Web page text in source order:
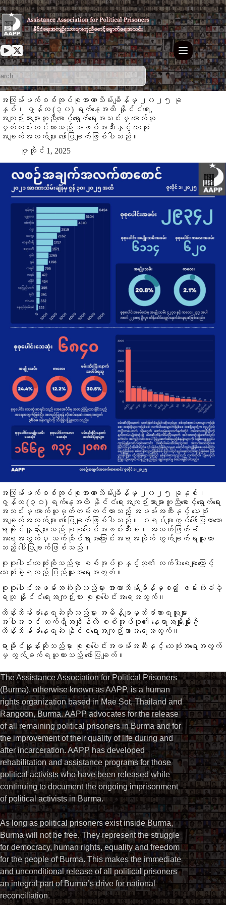
Skip
to
content
အကြမ်းဖက်စစ်အုပ်စုအာဏာသိမ်းချိန်မှ ၂၀၂၅ ခု
နှစ်၊ ဇွန်လ (၃၀) ရက်နေ့အထိ နိုင်ငံရေး,
အကျဉ်းသားများကူညီစောင့်ရှောက်ရေးအသင်းမှ ကောက်ယူ
မှတ်တမ်းတင်ထားသည့် အဖမ်းအဆီးနှင့် သေဆုံး
အချက်အလက်များ ဖော်ပြချက်ဖြစ်ပါသည်။
ဇူလိုင် 1, 2025
အကြမ်းဖက်စစ်အုပ်စုအာဏာသိမ်းချိန်မှ ၂၀၂၅ ခုနှစ်၊
ဇွန်လ (၃၀) ရက်နေ့အထိ နိုင်ငံရေးအကျဉ်းသားများကူညီစောင့်ရှောက်ရေး
အသင်းမှ ကောက်ယူမှတ်တမ်းတင်ထားသည့် အဖမ်းအဆီးနှင့် သေဆုံး
အချက်အလက်များ ဖော်ပြချက်ဖြစ်ပါသည်။ ဂရပ်များတွင်ဖေါ်ပြထားသော
ရာခိုင်နှုန်းများသည် စုစုပေါင်းအဖမ်းဆီးခံ၊ အသတ်ဖြတ်ခံ
အရေအတွက်မှ သက်ဆိုင်ရာအကြောင်းအရာအလိုက် တွက်ချက်ရယူထား
သည့် ဖေါ်ပြချက်ဖြစ်သည်။
စုစုပေါင်းသေဆုံးဆိုသည်မှာ စစ်အုပ်စုနှင့်သူ၏ လက်ပါးစေများကြောင့်
သေဆုံးခဲ့ရသည့် ပြည်သူအရေအတွက်။
စုစုပေါင်းအဖမ်းအဆီးဆိုသည်မှာ အာဏာသိမ်းချိန်မှစ၍ ဖမ်းဆီးခံခဲ့
ရသူ နိုင်ငံရေးအကျဉ်းသား စုစုပေါင်းအရေအတွက်။
ထိန်းသိမ်းခံနေရဆဲဆိုသည်မှာ အမိန့်ချမှတ်ခံထားရသူများ
အပါအဝင် လက်ရှိအချိန်ထိ စစ်အုပ်စု၏ နေရာအမျိုးမျိုး၌
ထိန်းသိမ်းခံနေရဆဲ နိုင်ငံရေးအကျဉ်းသားအရေအတွက်။
ရာခိုင်နှုန်းဆိုသည်မှာ စုစုပေါင်းအဖမ်းအဆီးနှင့် သေဆုံးအရေအတွက်
မှ တွက်ချက်ရယူထားသည့် ဖော်ပြချက်။
The Assistance Association for Political Prisoners
(Burma), otherwise known as AAPP, is a human
rights organization based in Mae Sot, Thailand and
Rangoon, Burma. AAPP advocates for the release
of all remaining political prisoners in Burma and for
the improvement of their quality of life during and
after incarceration. AAPP has developed
rehabilitation and assistance programs for those
political activists who have been released while
continuing to document the ongoing imprisonment
of political activists in Burma.
As long as political prisoners exist inside Burma,
Burma will not be free. They represent the struggle
for democracy, human rights, equality and freedom
for the people of Burma. This makes the immediate
and unconditional release of all political prisoners
an integral part of Burma’s drive for national
reconciliation.